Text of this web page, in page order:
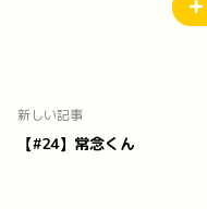
新しい記事
【#24】常念くん